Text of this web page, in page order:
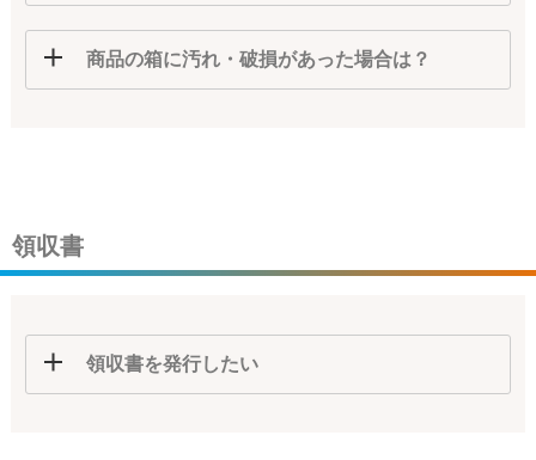
商品の箱に汚れ・破損があった場合は？
領収書
領収書を発行したい